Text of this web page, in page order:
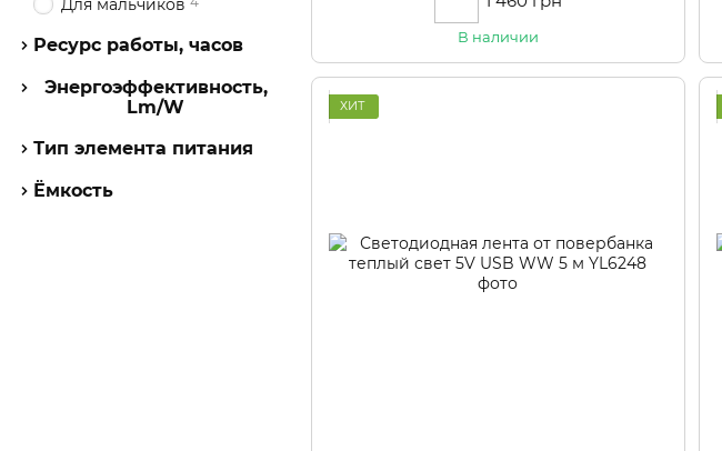
В наличии
ХИТ
Для мальчиков
Ресурс работы, часов
Энергоэффективность,
Lm/W
Тип элемента питания
Ёмкость